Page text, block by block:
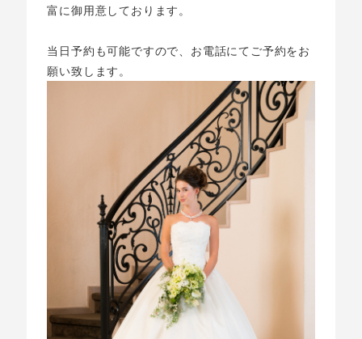
富に御用意しております。
当日予約も可能ですので、お電話にてご予約をお
願い致します。